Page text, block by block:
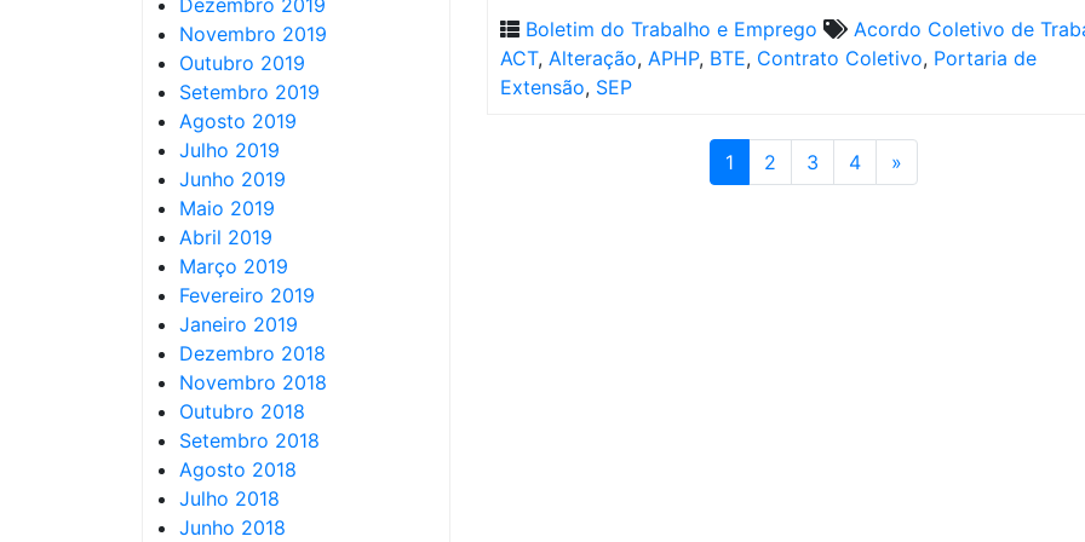
Dezembro 2019
Novembro 2019
Outubro 2019
Setembro 2019
Agosto 2019
Julho 2019
Junho 2019
Maio 2019
Abril 2019
Março 2019
Fevereiro 2019
Janeiro 2019
Dezembro 2018
Novembro 2018
Outubro 2018
Setembro 2018
Agosto 2018
Julho 2018
Junho 2018
Boletim do Trabalho e Emprego
Acordo Coletivo de
ACT, Alteração, APHP, BTE, Contrato Coletivo, Portaria de
Extensão, SEP
1 2 3 4 »